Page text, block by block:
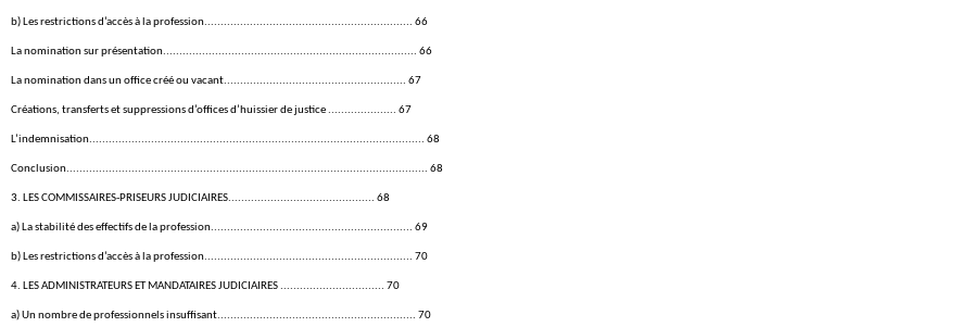
b) Les restrictions d’accès à la profession................................................................ 66
La nomination sur présentation.............................................................................. 66
La nomination dans un office créé ou vacant........................................................ 67
Créations, transferts et suppressions d’offices d’huissier de justice ..................... 67
L’indemnisation....................................................................................................... 68
Conclusion............................................................................................................... 68
3. LES COMMISSAIRES-PRISEURS JUDICIAIRES............................................. 68
a) La stabilité des effectifs de la profession.............................................................. 69
b) Les restrictions d’accès à la profession................................................................ 70
4. LES ADMINISTRATEURS ET MANDATAIRES JUDICIAIRES ................................ 70
a) Un nombre de professionnels insuffisant............................................................. 70